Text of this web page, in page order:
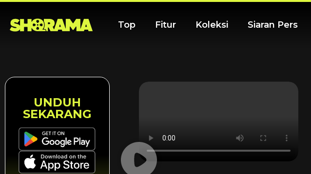
Top Fitur Koleksi Siaran Pers
UNDUH
SEKARANG